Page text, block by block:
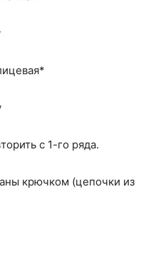
с 1-го ряда.
крючком (цепочки из